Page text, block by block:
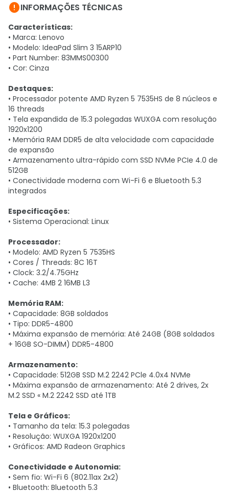
INFORMAÇÕES TÉCNICAS
Características:
• Marca: Lenovo
• Modelo: IdeaPad Slim 3 15ARP10
• Part Number: 83MMS00300
• Cor: Cinza
Destaques:
• Processador potente AMD Ryzen 5 7535HS de 8 núcleos e
16 threads
• Tela expandida de 15.3 polegadas WUXGA com resolução
1920x1200
• Memória RAM DDR5 de alta velocidade com capacidade
de expansão
• Armazenamento ultra-rápido com SSD NVMe PCIe 4.0 de
512GB
• Conectividade moderna com Wi-Fi 6 e Bluetooth 5.3
integrados
Especificações:
• Sistema Operacional: Linux
Processador:
• Modelo: AMD Ryzen 5 7535HS
• Cores / Threads: 8C 16T
• Clock: 3.2/4.75GHz
• Cache: 4MB 2 16MB L3
Memória RAM:
• Capacidade: 8GB soldados
• Tipo: DDR5-4800
• Máxima expansão de memória: Até 24GB (8GB soldados
+ 16GB SO-DIMM) DDR5-4800
Armazenamento:
• Capacidade: 512GB SSD M.2 2242 PCle 4.0x4 NVMe
• Máxima expansão de armazenamento: Até 2 drives, 2x
M.2 SSD « M.2 2242 SSD até 1TB
Tela e Gráficos:
• Tamanho da tela: 15.3 polegadas
• Resolução: WUXGA 1920x1200
• Gráficos: AMD Radeon Graphics
Conectividade e Autonomia:
• Sem fio: Wi-Fi 6 (802.11ax 2x2)
• Bluetooth: Bluetooth 5.3